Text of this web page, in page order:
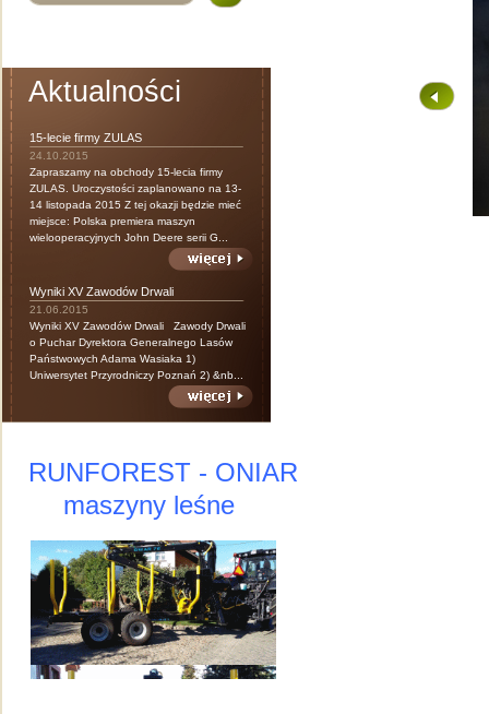
Aktualności
15-lecie firmy ZULAS
24.10.2015
Zapraszamy na obchody 15-lecia firmy
ZULAS. Uroczystości zaplanowano na 13-
14 listopada 2015 Z tej okazji będzie mieć
miejsce: Polska premiera maszyn
wielooperacyjnych John Deere serii G...
Wyniki XV Zawodów Drwali
21.06.2015
Wyniki XV Zawodów Drwali Zawody Drwali
o Puchar Dyrektora Generalnego Lasów
Państwowych Adama Wasiaka 1)
Uniwersytet Przyrodniczy Poznań 2) &nb...
RUNFOREST - ONIAR
maszyny leśne